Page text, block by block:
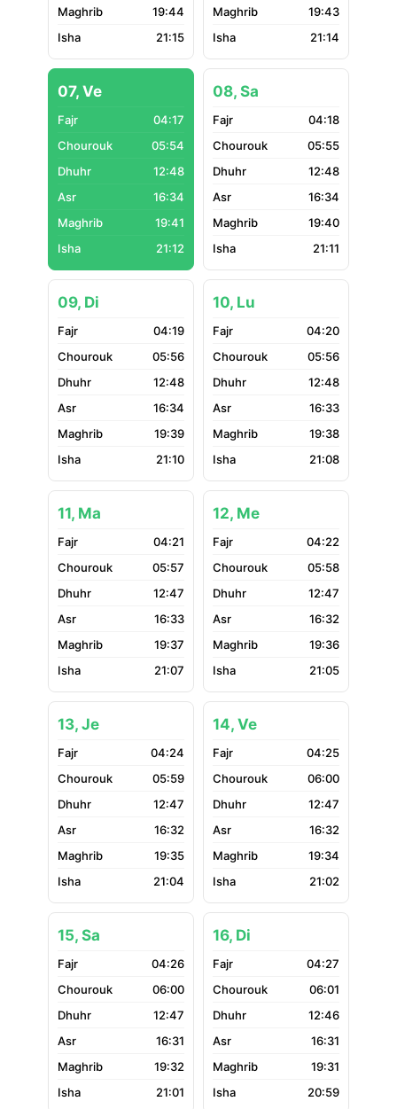
19:44
21:15
19:43
21:14
07, Ve
04:17
05:54
12:48
16:34
19:41
21:12
08, Sa
04:18
05:55
12:48
16:34
19:40
21:11
09, Di
04:19
05:56
12:48
16:34
19:39
21:10
10, Lu
04:20
05:56
12:48
16:33
19:38
21:08
11, Ma
04:21
05:57
12:47
16:33
19:37
21:07
12, Me
04:22
05:58
12:47
16:32
19:36
21:05
13, Je
04:24
05:59
12:47
16:32
19:35
21:04
14, Ve
04:25
06:00
12:47
16:32
19:34
21:02
15, Sa
04:26
06:00
12:47
16:31
19:32
21:01
16, Di
04:27
06:01
12:46
16:31
19:31
20:59